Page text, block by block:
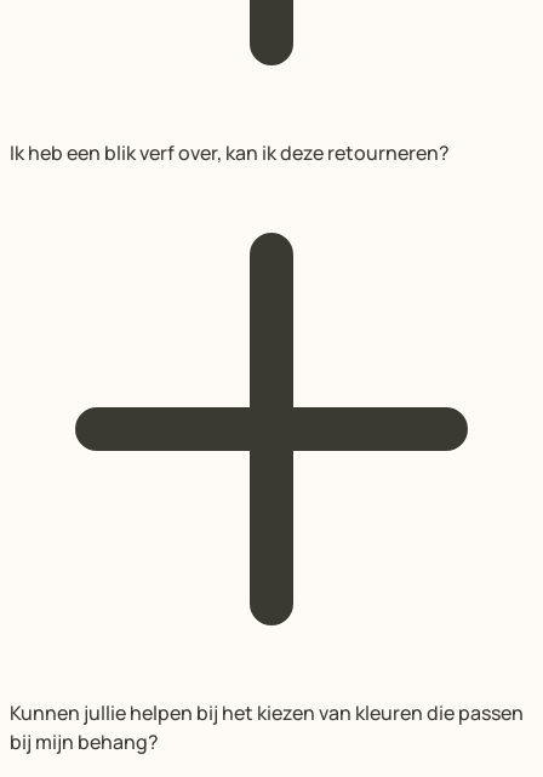
Ik heb een blik verf over, kan ik deze retourneren?
Kunnen jullie helpen bij het kiezen van kleuren die passen
bij mijn behang?